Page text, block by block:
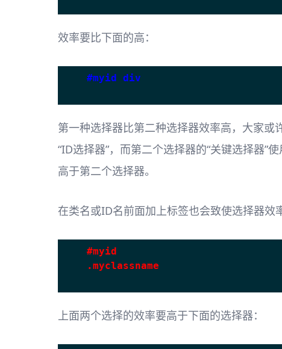
效率要比下面的高：
#myid div
第一种选择器比第二种选择器效率高，大家或
“ID选择器”，而第二个选择器的“关键选择器”
高于第二个选择器。
在类名或ID名前面加上标签也会致使选择器效
#myid
.myclassname
上面两个选择的效率要高于下面的选择器：